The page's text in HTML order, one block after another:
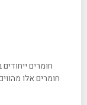
חומרים
חומרים אלו